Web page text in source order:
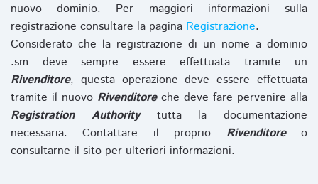
nuovo dominio. Per maggiori informazioni sulla
registrazione consultare la pagina Registrazione.
Considerato che la registrazione di un nome a dominio
.sm deve sempre essere effettuata tramite un
Rivenditore, questa operazione deve essere effettuata
tramite il nuovo Rivenditoreche deve fare pervenire alla
Registration Authoritytutta la documentazione
necessaria. Contattare il proprio Rivenditoreo
consultarne il sito per ulteriori informazioni.